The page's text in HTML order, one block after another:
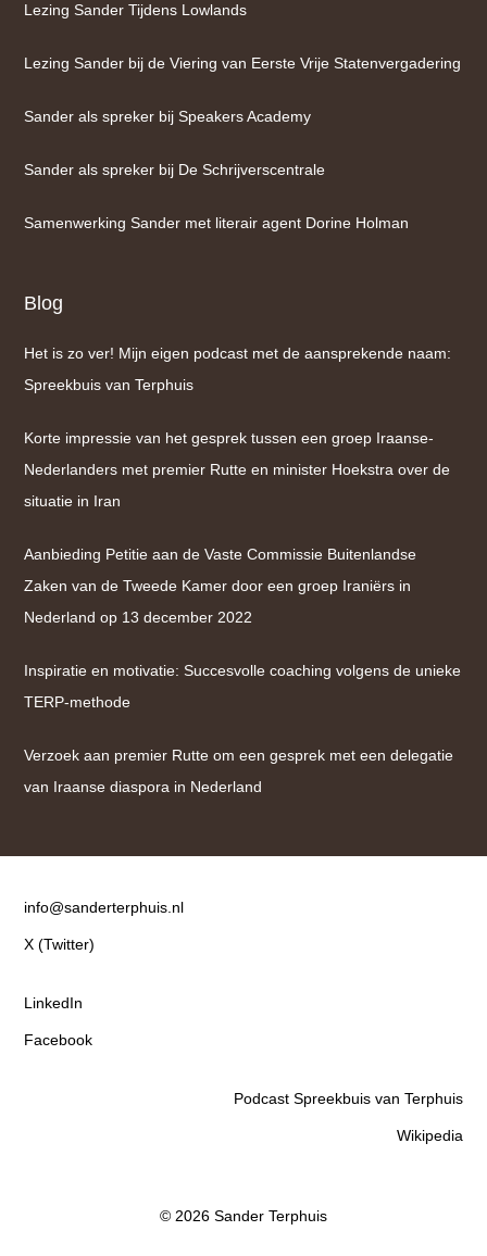
Lezing Sander Tijdens Lowlands
Lezing Sander bij de Viering van Eerste Vrije Statenvergadering
Sander als spreker bij Speakers Academy
Sander als spreker bij De Schrijverscentrale
Samenwerking Sander met literair agent Dorine Holman
Blog
Het is zo ver! Mijn eigen podcast met de aansprekende naam:
Spreekbuis van Terphuis
Korte impressie van het gesprek tussen een groep Iraanse-
Nederlanders met premier Rutte en minister Hoekstra over de
situatie in Iran
Aanbieding Petitie aan de Vaste Commissie Buitenlandse
Zaken van de Tweede Kamer door een groep Iraniërs in
Nederland op 13 december 2022
Inspiratie en motivatie: Succesvolle coaching volgens de unieke
TERP-methode
Verzoek aan premier Rutte om een gesprek met een delegatie
van Iraanse diaspora in Nederland
Contact
info@sanderterphuis.nl
X (Twitter)
LinkedIn
Facebook
Podcast Spreekbuis van Terphuis
Wikipedia
© 2026 Sander Terphuis